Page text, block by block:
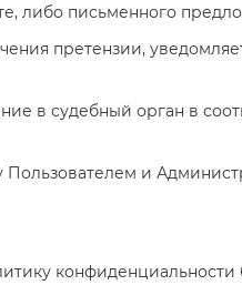
либо письменного
претензии,
в судебный орган в
и
конфиденциальности